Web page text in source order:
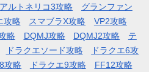
アルトネリコ3攻略
グランファン
攻略 スマブラX攻略
VP2攻略
略
DQMJ攻略 DQMJ2攻略
テ
ドラクエソード攻略
ドラクエ6攻
攻略 ドラクエ9攻略
FF12攻略